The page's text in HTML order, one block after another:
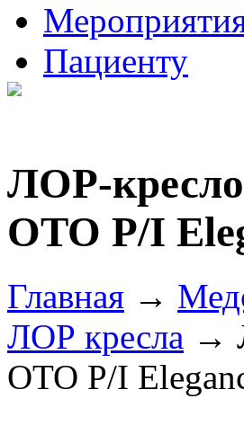
Пациенту
ЛОР-
OTO P/I
Главная →
ЛОР кресла →
OTO P/I